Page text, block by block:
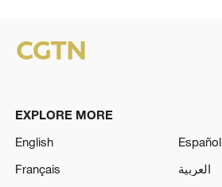
EXPLORE MORE
English
Español
Français
العربية